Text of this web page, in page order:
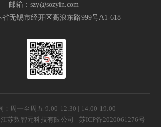
邮箱：szy@sozyin.com
无锡市经开区高浪东路999号A1-618
：周一至周五 9:00-12:30 | 14:00-19:00
苏数智元科技有限公司
苏ICP备2020061276号